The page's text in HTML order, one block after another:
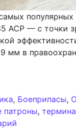
ACP — с точки
мм в
, Боеприпасы,
патроны,